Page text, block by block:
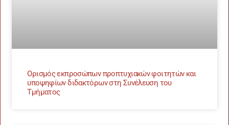
Ορισμός εκπροσώπων προπτυχιακών φοιτητών και
υποψηφίων διδακτόρων στη Συνέλευση του
Τμήματος